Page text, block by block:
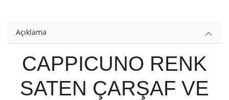
Açıklama
CAPPICUNO RENK
SATEN ÇARŞAF VE